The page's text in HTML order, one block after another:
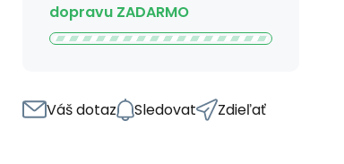
dopravu ZADARMO
Váš dotaz Sledovat Zdieľať